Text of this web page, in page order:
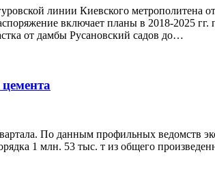
линии Киевского
включает планы в 2018-2025
от дамбы Русановский садов до…
По данным профильных ведомств
1 млн. 53 тыс. т из общего